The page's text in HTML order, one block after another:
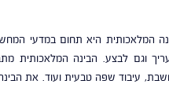
המלאכותית היא תחום במדעי
וגם לבצע. הבינה המלאכותית
עיבוד שפה טבעית ועוד. את